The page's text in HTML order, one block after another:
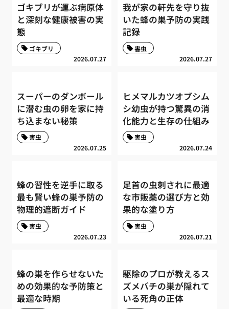
ゴキブリが運ぶ病原体
と深刻な健康被害の実
態
2026.07.27
ゴキブリ
我が家の軒先を守り抜
いた蜂の巣予防の実践
記録
2026.07.27
害虫
スーパーのダンボール
に潜む虫の卵を家に持
ち込まない秘策
2026.07.25
害虫
ヒメマルカツオブシム
シ幼虫が持つ驚異の消
化能力と生存の仕組み
2026.07.24
害虫
蜂の習性を逆手に取る
最も賢い蜂の巣予防の
物理的遮断ガイド
2026.07.23
害虫
足首の虫刺されに最適
な市販薬の選び方と効
果的な塗り方
2026.07.21
害虫
蜂の巣を作らせないた
めの効果的な予防策と
最適な時期
駆除のプロが教えるス
ズメバチの巣が隠れて
いる死角の正体